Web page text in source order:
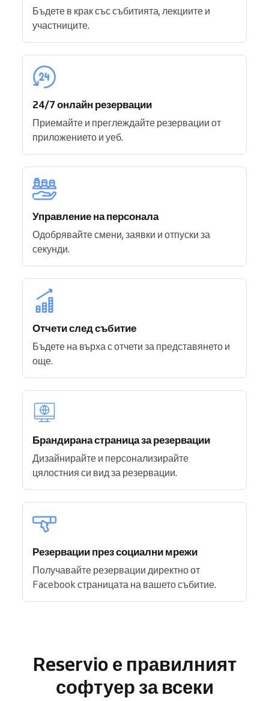
Бъдете в крак със събитията, лекциите и
участниците.
24/7 онлайн резервации
Приемайте и преглеждайте резервации от
приложението и уеб.
Управление на персонала
Одобрявайте смени, заявки и отпуски за
секунди.
Отчети след събитие
Бъдете на върха с отчети за представянето и
още.
Брандирана страница за резервации
Дизайнирайте и персонализирайте
цялостния си вид за резервации.
Резервации през социални мрежи
Получавайте резервации директно от
Facebook страницата на вашето събитие.
Reservio е правилният
софтуер за всеки